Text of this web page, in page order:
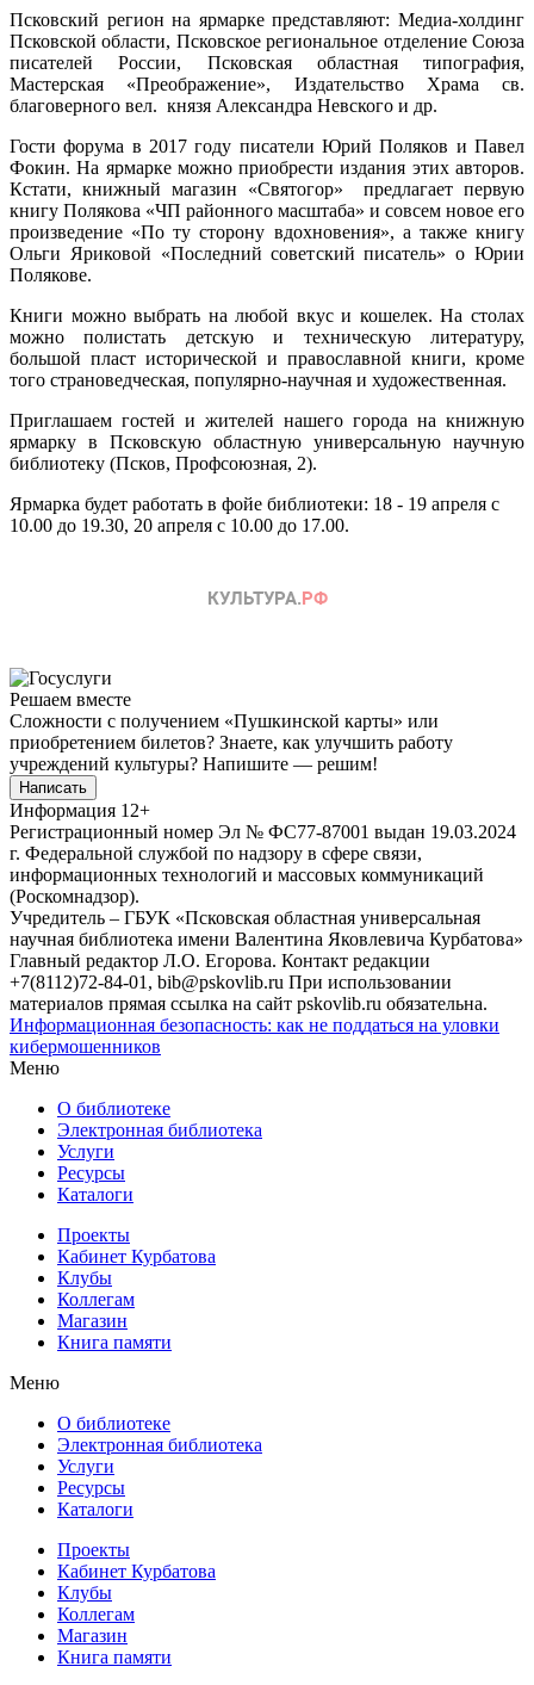
Псковский регион на ярмарке представляют: Медиа-холдинг
Псковской области, Псковское региональное отделение Союза
писателей России, Псковская областная типография,
Мастерская «Преображение», Издательство Храма св.
благоверного вел. князя Александра Невского и др.
Гости форума в 2017 году писатели Юрий Поляков и Павел
Фокин. На ярмарке можно приобрести издания этих авторов.
Кстати, книжный магазин «Святогор» предлагает первую
книгу Полякова «ЧП районного масштаба» и совсем новое его
произведение «По ту сторону вдохновения», а также книгу
Ольги Яриковой «Последний советский писатель» о Юрии
Полякове.
Книги можно выбрать на любой вкус и кошелек. На столах
можно полистать детскую и техническую литературу,
большой пласт исторической и православной книги, кроме
того страноведческая, популярно-научная и художественная.
Приглашаем гостей и жителей нашего города на книжную
ярмарку в Псковскую областную универсальную научную
библиотеку (Псков, Профсоюзная, 2).
Ярмарка будет работать в фойе библиотеки: 18 - 19 апреля с
10.00 до 19.30, 20 апреля с 10.00 до 17.00.
Решаем вместе
Сложности с получением «Пушкинской карты» или
приобретением билетов? Знаете, как улучшить работу
учреждений культуры? Напишите — решим!
Написать
Информация 12+
Регистрационный номер Эл № ФС77-87001 выдан 19.03.2024
г. Федеральной службой по надзору в сфере связи,
информационных технологий и массовых коммуникаций
(Роскомнадзор).
Учредитель – ГБУК «Псковская областная универсальная
научная библиотека имени Валентина Яковлевича Курбатова»
Главный редактор Л.О. Егорова. Контакт редакции
+7(8112)72-84-01, bib@pskovlib.ru При использовании
материалов прямая ссылка на сайт pskovlib.ru обязательна.
Информационная безопасность: как не поддаться на уловки
кибермошенников
Меню
О библиотеке
Электронная библиотека
Услуги
Ресурсы
Каталоги
Проекты
Кабинет Курбатова
Клубы
Коллегам
Магазин
Книга памяти
Меню
О библиотеке
Электронная библиотека
Услуги
Ресурсы
Каталоги
Проекты
Кабинет Курбатова
Клубы
Коллегам
Магазин
Книга памяти